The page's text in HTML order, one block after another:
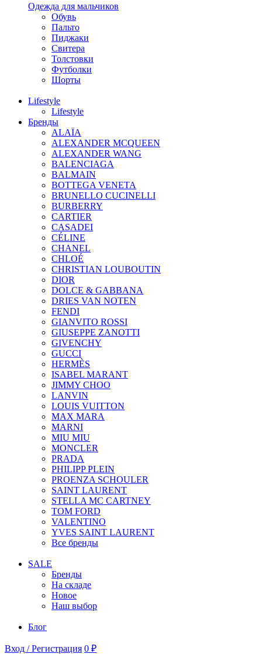
Одежда для мальчиков
Обувь
Пальто
Пиджаки
Свитера
Толстовки
Футболки
Шорты
Lifestyle
Lifestyle
Бренды
ALAÏA
ALEXANDER MCQUEEN
ALEXANDER WANG
BALENCIAGA
BALMAIN
BOTTEGA VENETA
BRUNELLO CUCINELLI
BURBERRY
CARTIER
CASADEI
CÉLINE
CHANEL
CHLOÉ
CHRISTIAN LOUBOUTIN
DIOR
DOLCE & GABBANA
DRIES VAN NOTEN
FENDI
GIANVITO ROSSI
GIUSEPPE ZANOTTI
GIVENCHY
GUCCI
HERMÈS
ISABEL MARANT
JIMMY CHOO
LANVIN
LOUIS VUITTON
MAX MARA
MARNI
MIU MIU
MONCLER
PRADA
PHILIPP PLEIN
PROENZA SCHOULER
SAINT LAURENT
STELLA MC CARTNEY
TOM FORD
VALENTINO
YVES SAINT LAURENT
Все бренды
SALE
Бренды
На складе
Новое
Наш выбор
Блог
Вход / Регистрация 0 ₽